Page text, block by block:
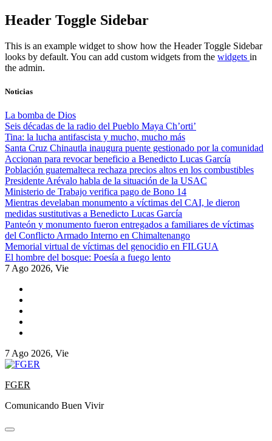
Skip
to
Header Toggle Sidebar
This is an example widget to show how the Header Toggle Sidebar
looks by default. You can add custom widgets from the widgets in
the admin.
Noticias
La bomba de Dios
Seis décadas de la radio del Pueblo Maya Ch’orti’
Tina: la lucha antifascista y mucho, mucho más
Santa Cruz Chinautla inaugura puente gestionado por la comunidad
Accionan para revocar beneficio a Benedicto Lucas García
Población guatemalteca rechaza precios altos en los combustibles
Presidente Arévalo habla de la situación de la USAC
Ministerio de Trabajo verifica pago de Bono 14
Mientras develaban monumento a víctimas del CAI, le dieron
medidas sustitutivas a Benedicto Lucas García
Panteón y monumento fueron entregados a familiares de víctimas
del Conflicto Armado Interno en Chimaltenango
Memorial virtual de víctimas del genocidio en FILGUA
El hombre del bosque: Poesía a fuego lento
7 Ago 2026, Vie
7 Ago 2026, Vie
FGER
Comunicando Buen Vivir